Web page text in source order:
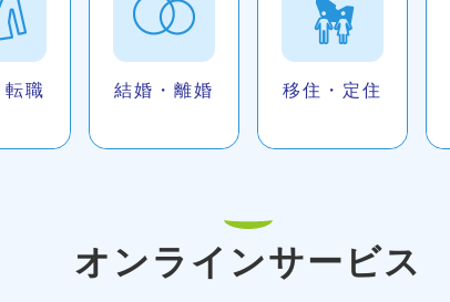
転職 結婚・離婚 移住・定住
オンラインサービス